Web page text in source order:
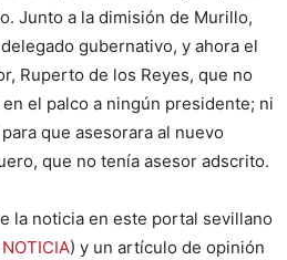
Junto a la dimisión de Murillo,
gubernativo, y ahora el
Ruperto de los Reyes, que no
el palco a ningún presidente; ni
que asesorara al nuevo
que no tenía asesor adscrito.
la noticia en este portal sevillano
) y un artículo de opinión